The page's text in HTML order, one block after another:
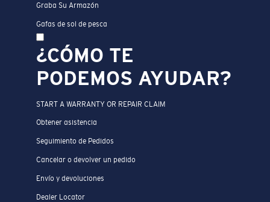
Graba Su Armazón
Gafas de sol de pesca
¿CÓMO TE
PODEMOS AYUDAR?
START A WARRANTY OR REPAIR CLAIM
Obtener asistencia
Seguimiento de Pedidos
Cancelar o devolver un pedido
Envío y devoluciones
Dealer Locator